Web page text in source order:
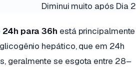
Diminui muito após Dia 2
24h para 36h está principalmente
hepático, que em 24h
geralmente se esgota entre 28–